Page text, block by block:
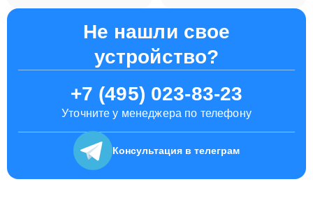
Не нашли свое
устройство?
+7 (495) 023-83-23
Уточните у менеджера по телефону
Консультация в телеграм